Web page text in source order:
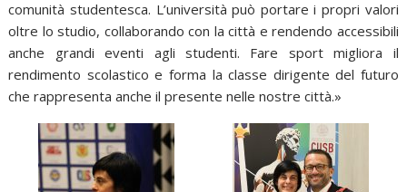
comunità studentesca. L’università può portare i propri valori
oltre lo studio, collaborando con la città e rendendo accessibili
anche grandi eventi agli studenti. Fare sport migliora il
rendimento scolastico e forma la classe dirigente del futuro
che rappresenta anche il presente nelle nostre città.»